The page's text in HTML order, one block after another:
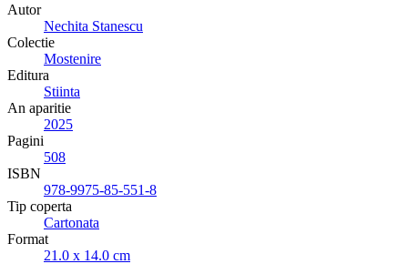
Autor
Nechita Stanescu
Colectie
Mostenire
Editura
Stiinta
An aparitie
2025
Pagini
508
ISBN
978-9975-85-551-8
Tip coperta
Cartonata
Format
21.0 x 14.0 cm